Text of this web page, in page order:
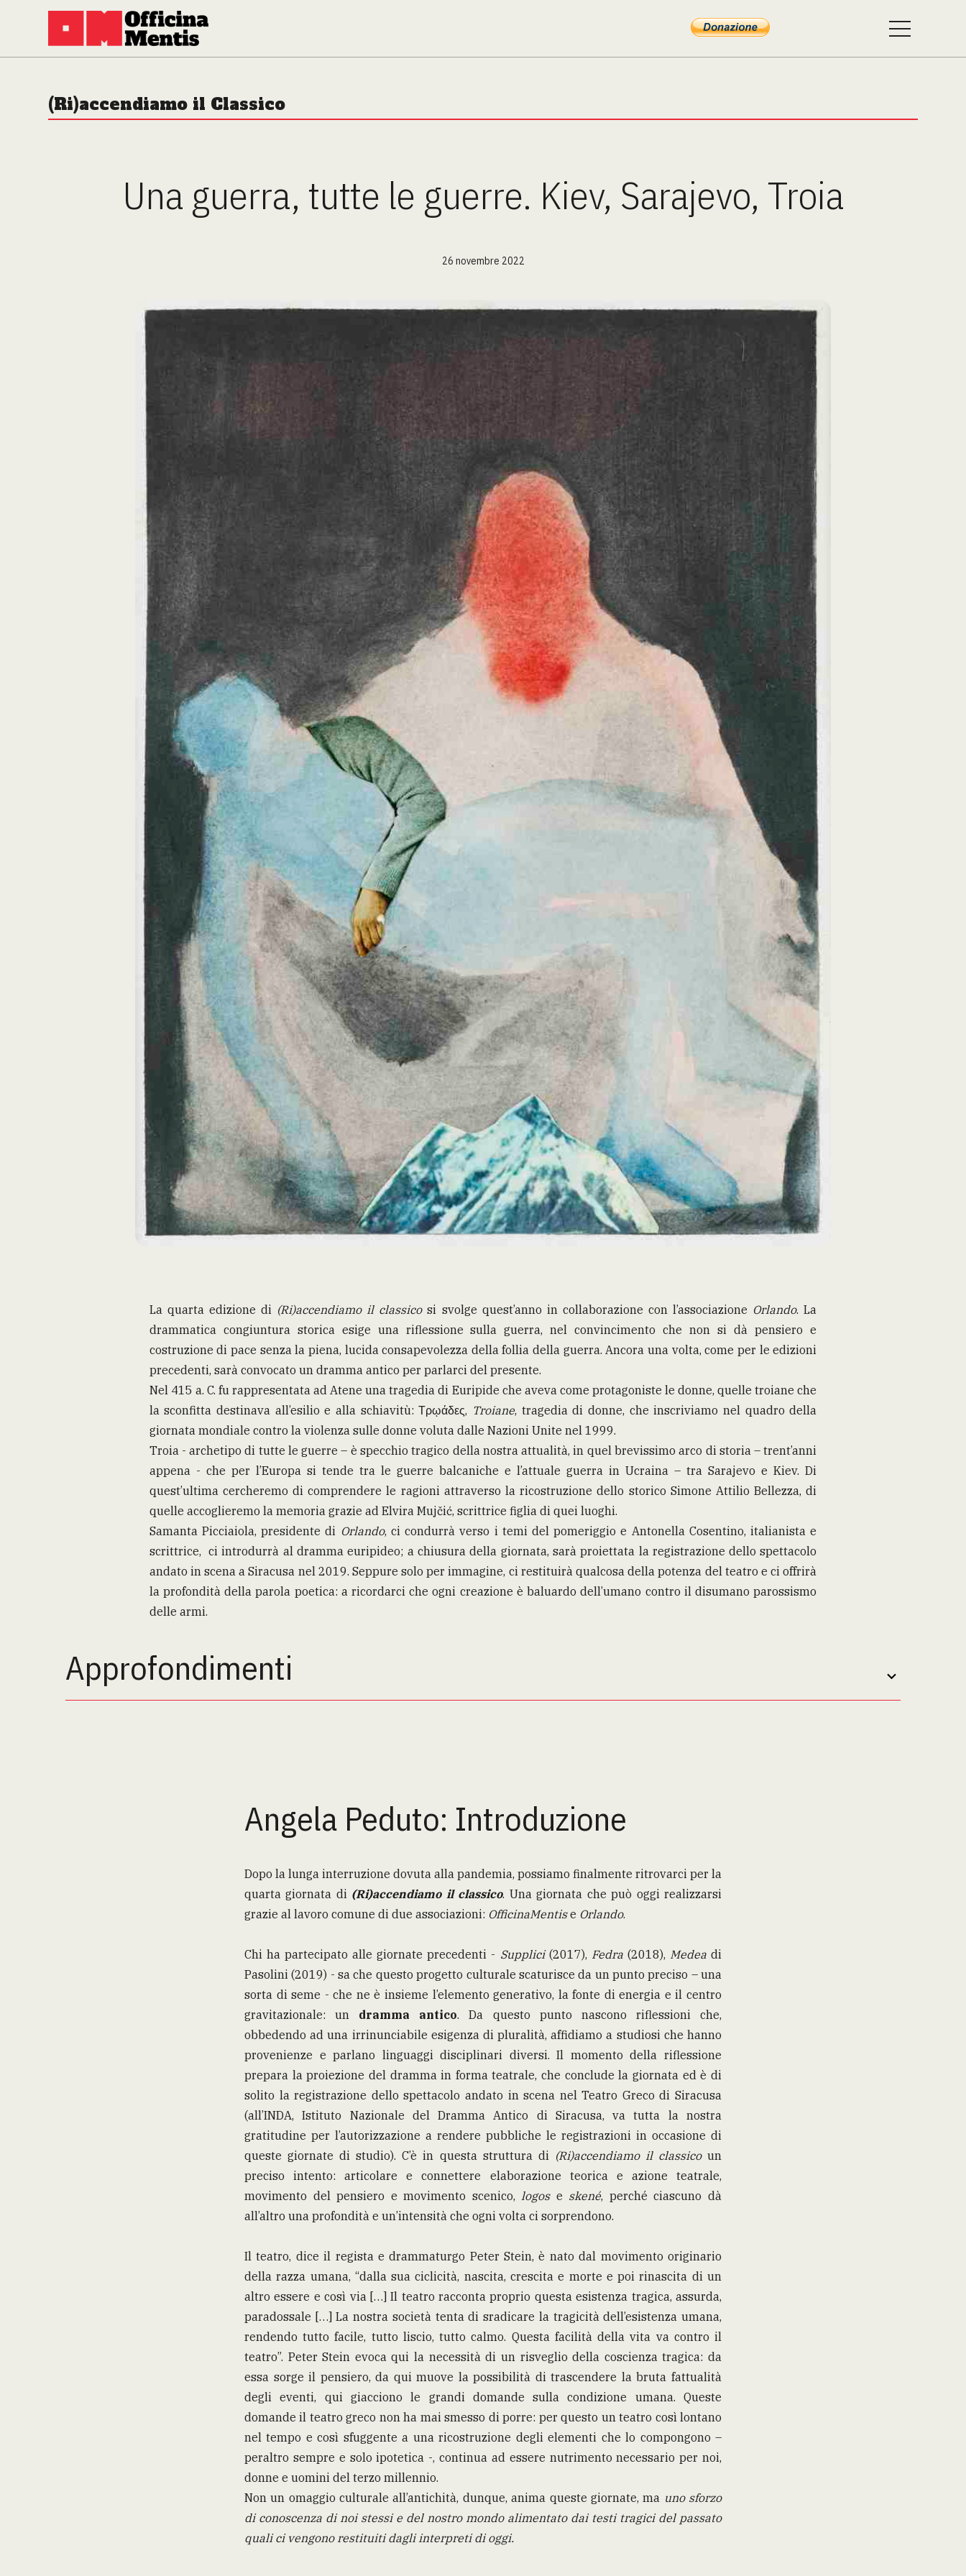
(Ri)accendiamo il Classico
Una guerra, tutte le guerre. Kiev, Sarajevo, Troia
26 novembre 2022
La quarta edizione di (Ri)accendiamo il classicosi svolge quest’anno in collaborazione con l’associazione Orlando. La
drammatica congiuntura storica esige una riflessione sulla guerra, nel convincimento che non si dà pensiero e
costruzione di pace senza la piena, lucida consapevolezza della follia della guerra. Ancora una volta, come per le edizioni
precedenti, sarà convocato un dramma antico per parlarci del presente.
Nel 415 a. C. fu rappresentata ad Atene una tragedia di Euripide che aveva come protagoniste le donne, quelle troiane che
la sconfitta destinava all’esilio e alla schiavitù: Τρῳάδες, Troiane, tragedia di donne, che inscriviamo nel quadro della
giornata mondiale contro la violenza sulle donne voluta dalle Nazioni Unite nel 1999.
Troia - archetipo di tutte le guerre – è specchio tragico della nostra attualità, in quel brevissimo arco di storia – trent’anni
appena - che per l’Europa si tende tra le guerre balcaniche e l’attuale guerra in Ucraina – tra Sarajevo e Kiev. Di
quest’ultima cercheremo di comprendere le ragioni attraverso la ricostruzione dello storico Simone Attilio Bellezza, di
quelle accoglieremo la memoria grazie ad Elvira Mujčić, scrittrice figlia di quei luoghi.
Samanta Picciaiola, presidente di Orlando, ci condurrà verso i temi del pomeriggio e Antonella Cosentino, italianista e
scrittrice, ci introdurrà al dramma euripideo; a chiusura della giornata, sarà proiettata la registrazione dello spettacolo
andato in scena a Siracusa nel 2019. Seppure solo per immagine, ci restituirà qualcosa della potenza del teatro e ci offrirà
la profondità della parola poetica: a ricordarci che ogni creazione è baluardo dell’umano contro il disumano parossismo
delle armi.
Approfondimenti
Angela Peduto: Introduzione
Dopo la lunga interruzione dovuta alla pandemia, possiamo finalmente ritrovarci per la
quarta giornata di (Ri)accendiamo il classico. Una giornata che può oggi realizzarsi
grazie al lavoro comune di due associazioni: OfficinaMentise Orlando.
Chi ha partecipato alle giornate precedenti - Supplici(2017), Fedra(2018), Medeadi
Pasolini (2019) - sa che questo progetto culturale scaturisce da un punto preciso – una
sorta di seme - che ne è insieme l’elemento generativo, la fonte di energia e il centro
gravitazionale: un dramma antico. Da questo punto nascono riflessioni che,
obbedendo ad una irrinunciabile esigenza di pluralità, affidiamo a studiosi che hanno
provenienze e parlano linguaggi disciplinari diversi. Il momento della riflessione
prepara la proiezione del dramma in forma teatrale, che conclude la giornata ed è di
solito la registrazione dello spettacolo andato in scena nel Teatro Greco di Siracusa
(all’INDA, Istituto Nazionale del Dramma Antico di Siracusa, va tutta la nostra
gratitudine per l’autorizzazione a rendere pubbliche le registrazioni in occasione di
queste giornate di studio). C’è in questa struttura di (Ri)accendiamo il classicoun
preciso intento: articolare e connettere elaborazione teorica e azione teatrale,
movimento del pensiero e movimento scenico, logose skené, perché ciascuno dà
all’altro una profondità e un’intensità che ogni volta ci sorprendono.
Il teatro, dice il regista e drammaturgo Peter Stein, è nato dal movimento originario
della razza umana, “dalla sua ciclicità, nascita, crescita e morte e poi rinascita di un
altro essere e così via […] Il teatro racconta proprio questa esistenza tragica, assurda,
paradossale […] La nostra società tenta di sradicare la tragicità dell’esistenza umana,
rendendo tutto facile, tutto liscio, tutto calmo. Questa facilità della vita va contro il
teatro”. Peter Stein evoca qui la necessità di un risveglio della coscienza tragica: da
essa sorge il pensiero, da qui muove la possibilità di trascendere la bruta fattualità
degli eventi, qui giacciono le grandi domande sulla condizione umana. Queste
domande il teatro greco non ha mai smesso di porre: per questo un teatro così lontano
nel tempo e così sfuggente a una ricostruzione degli elementi che lo compongono –
peraltro sempre e solo ipotetica -, continua ad essere nutrimento necessario per noi,
donne e uomini del terzo millennio.
Non un omaggio culturale all’antichità, dunque, anima queste giornate, ma uno sforzo
di conoscenza di noi stessi e del nostro mondo alimentato dai testi tragici del passato
quali ci vengono restituiti dagli interpreti di oggi.